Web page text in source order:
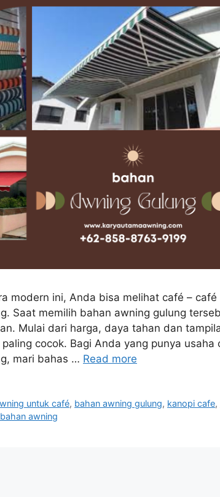
modern ini, Anda bisa melihat café – café
Saat memilih bahan awning gulung
Mulai dari harga, daya tahan dan
cocok. Bagi Anda yang punya usaha
mari bahas … Read more
untuk café, bahan awning gulung, kanopi cafe,
awning